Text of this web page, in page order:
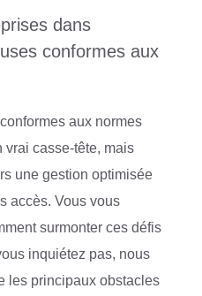
dans
conformes aux
aux normes
vrai casse-tête, mais
une gestion optimisée
accès. Vous vous
surmonter ces défis
inquiétez pas, nous
les principaux obstacles